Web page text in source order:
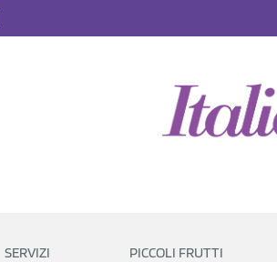
SERVIZI PICCOLI FRUTTI